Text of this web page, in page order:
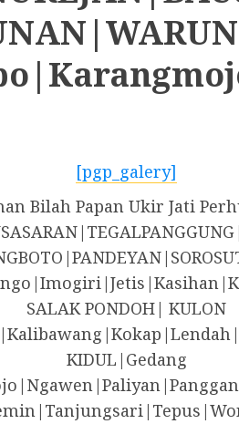
[pgp_galery]
Bilah Papan Ukir Jati
SALAK PONDOH| KULON
KIDUL|Gedang